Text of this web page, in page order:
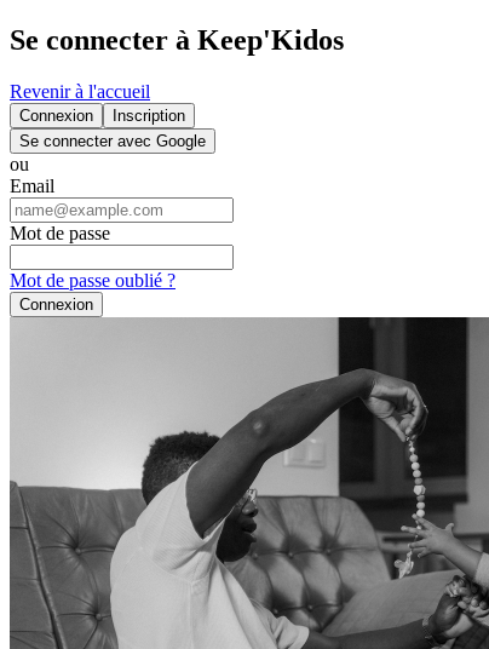
Se connecter à Keep'Kidos
Revenir à l'accueil
Connexion
Inscription
Se connecter avec Google
ou
Email
Mot de passe
Mot de passe oublié ?
Connexion